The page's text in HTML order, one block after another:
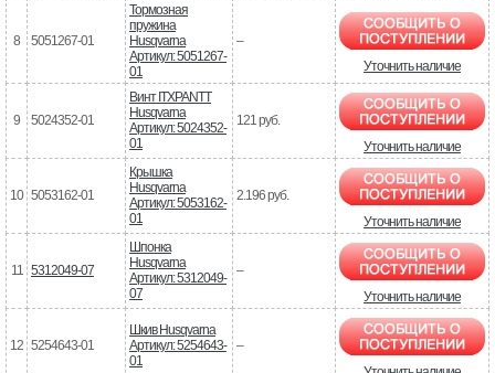
8 5051267-01
Тормозная
пружина
Husqvarna
Артикул: 5051267-
01
–
Уточнить наличие
9 5024352-01
Винт ITXPANTT
Husqvarna
Артикул: 5024352-
01
121 руб.
Уточнить наличие
10 5053162-01
Крышка
Husqvarna
Артикул: 5053162-
01
2.196 руб.
Уточнить наличие
11 5312049-07
Шпонка
Husqvarna
Артикул: 5312049-
07
–
Уточнить наличие
12 5254643-01
Шкив Husqvarna
Артикул: 5254643-
01
–